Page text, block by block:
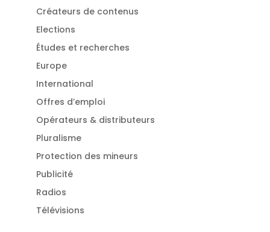
Créateurs de contenus
Elections
Études et recherches
Europe
International
Offres d’emploi
Opérateurs & distributeurs
Pluralisme
Protection des mineurs
Publicité
Radios
Télévisions